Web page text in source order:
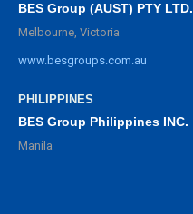
BES Group (AUST) PTY LTD.
Melbourne, Victoria
www.besgroups.com.au
PHILIPPINES
BES Group Philippines INC.
Manila